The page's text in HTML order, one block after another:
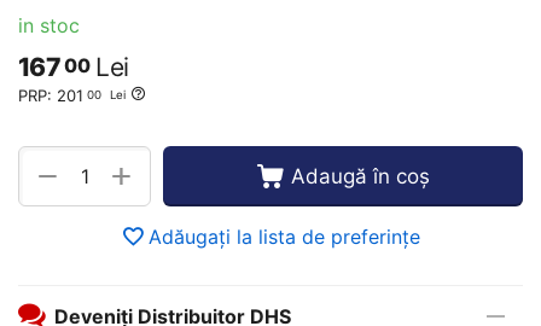
in stoc
16700 Lei
PRP: 201 00 Lei
+
− Adaugă în coș
Adăugați la lista de preferințe
Deveniți Distribuitor DHS